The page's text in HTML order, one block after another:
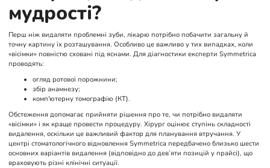
мудрості?
Перш ніж видаляти проблемні зуби, лікарю потрібно побачити загальну й
точну картину їх розташування. Особливо це важливо у тих випадках, коли
«вісімки» повністю сховані під яснами. Для діагностики експерти Symmetrica
проводять:
огляд ротової порожнини;
збір анамнезу;
комп'ютерну томографію (КТ).
Обстеження допомагає прийняти рішення про те, чи потрібно видаляти
«вісімки» і як краще провести процедуру. Хірург оцінює ступінь складності
видалення, оскільки це важливий фактор для планування втручання. У
центрі стоматологічного відновлення Symmetrica передбачено близько шести
основних варіантів видалення (відповідно до дев’яти позицій у прайсі), що
враховують різні клінічні ситуації.